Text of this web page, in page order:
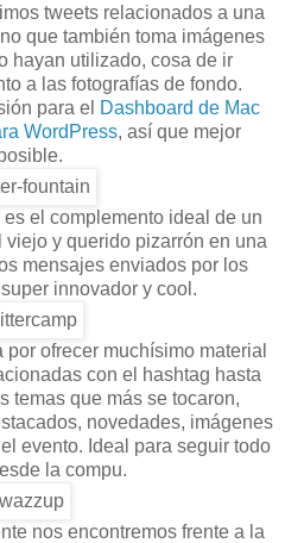
tweets relacionados a una
que también toma imágenes
hayan utilizado, cosa de ir
a las fotografías de fondo.
para el Dashboard de Mac
WordPress, así que mejor
el complemento ideal de un
viejo y querido pizarrón en una
mensajes enviados por los
innovador y cool.
por ofrecer muchísimo material
con el hashtag hasta
temas que más se tocaron,
novedades, imágenes
evento. Ideal para seguir todo
la compu.
nos encontremos frente a la